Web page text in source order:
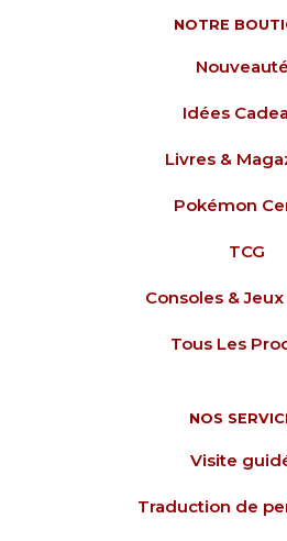
NOTRE
Idées
Livres &
Pokémon
TCG
Consoles &
Tous Les
NOS
Visite
Traduction de